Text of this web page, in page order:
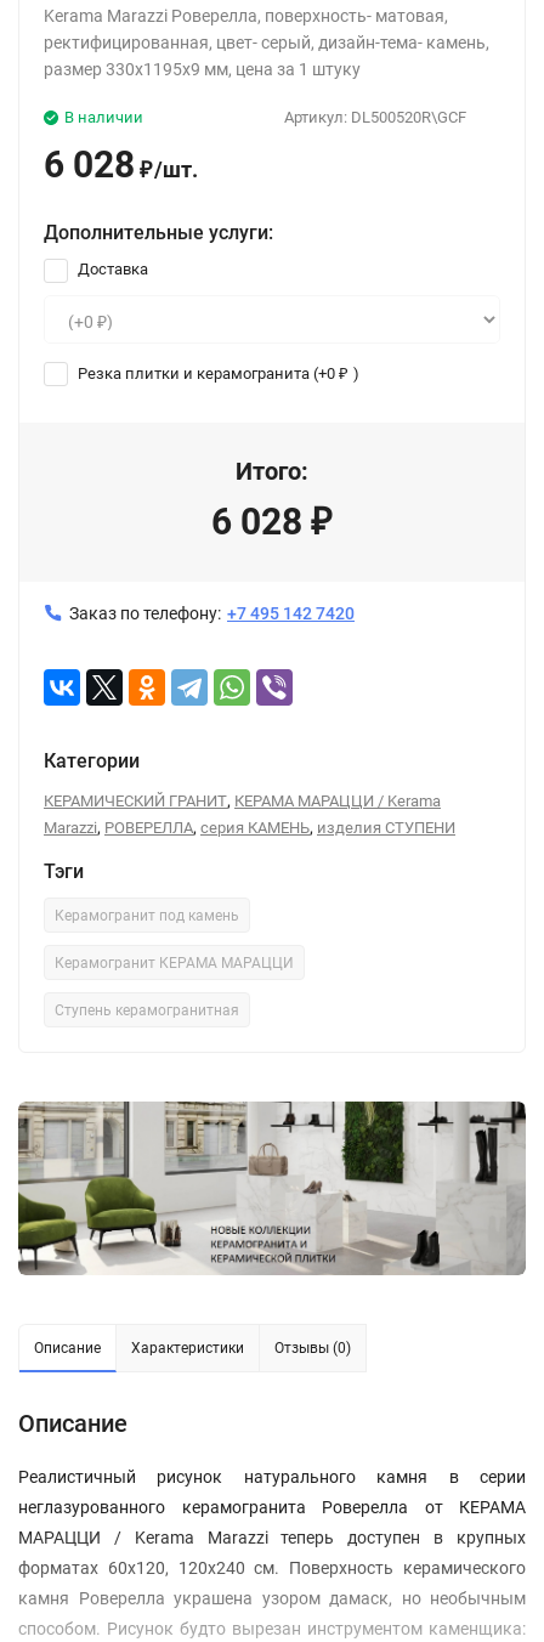
Kerama Marazzi Роверелла, поверхность- матовая,
ректифицированная, цвет- серый, дизайн-тема- камень,
размер 330x1195x9 мм, цена за 1 штуку
Артикул: DL500520R\GCF
В наличии
6 028 ₽/шт.
Дополнительные услуги:
Доставка
Резка плитки и керамогранита (+0 ₽ )
Итого:
6 028 ₽
Заказ по телефону: +7 495 142 7420
Категории
КЕРАМИЧЕСКИЙ ГРАНИТ, КЕРАМА МАРАЦЦИ / Kerama
Marazzi, РОВЕРЕЛЛА, серия КАМЕНЬ, изделия СТУПЕНИ
Тэги
Керамогранит под камень
Керамогранит КЕРАМА МАРАЦЦИ
Ступень керамогранитная
Описание Характеристики Отзывы (0)
Описание
Реалистичный рисунок натурального камня в серии
неглазурованного керамогранита Роверелла от КЕРАМА
МАРАЦЦИ / Kerama Marazzi теперь доступен в крупных
форматах 60x120, 120x240 см. Поверхность керамического
камня Роверелла украшена узором дамаск, но необычным
способом. Рисунок будто вырезан инструментом каменщика: